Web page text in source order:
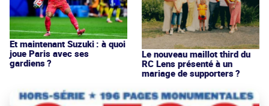
Et maintenant Suzuki : à quoi
joue Paris avec ses
gardiens ?
Le nouveau maillot third du
RC Lens présenté à un
mariage de supporters ?